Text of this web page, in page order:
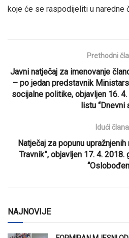
koje će se raspodijeliti u naredne
Prethodni
Javni natječaj za imenovanje
– po jedan predstavnik
socijalne politike, objavljen 16.
listu “Dnevni
Idući
Natječaj za popunu upražnjenih
Travnik”, objavljen 17. 4.
NAJNOVIJE